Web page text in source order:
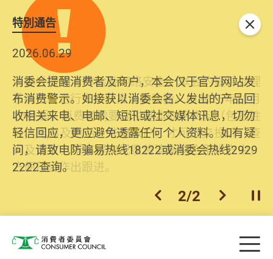
特別通告
2026.06.29
消委会提醒消费者及商户，本会仅于官方网站发
布消费警示。如接获以消委会名义发出的产品回
收相关来电、电邮、短讯或社交媒体讯息，切勿
轻信回应，更应避免透露任何个人资料。如有疑
问，请致电防骗易热线18222或消委会热线2929
2222查询。
2025.10.31
为提升使用者体验及网络安全，本会的投诉处理
系统已经进行升级及推出新功能。由2025年11月
10日起，消费者需要提供基本联络资料（包括姓
名、电邮及电话）注册帐户，才可提交投诉、查
询及建议。所有提交纪录将清晰整合于帐户中，
方便日后作出跟进。
上一个
2/2 下一个开
关闭
消费者委员会 目